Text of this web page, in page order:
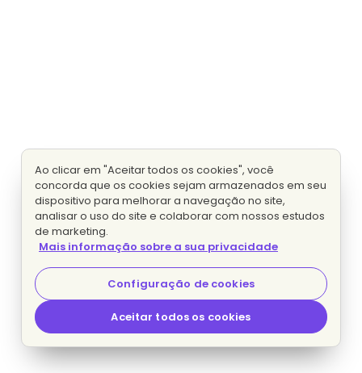
Ao clicar em "Aceitar todos os cookies", você
concorda que os cookies sejam armazenados em seu
dispositivo para melhorar a navegação no site,
analisar o uso do site e colaborar com nossos estudos
de marketing.
Mais informação sobre a sua privacidade
Configuração de cookies
Aceitar todos os cookies